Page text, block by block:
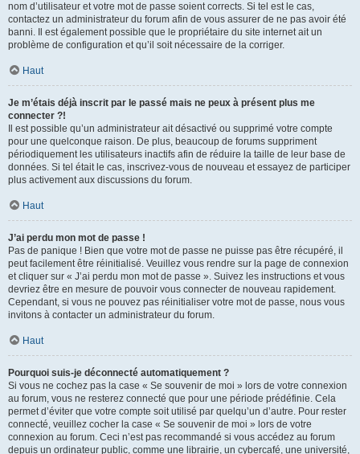
nom d’utilisateur et votre mot de passe soient corrects. Si tel est le cas,
contactez un administrateur du forum afin de vous assurer de ne pas avoir été
banni. Il est également possible que le propriétaire du site internet ait un
problème de configuration et qu’il soit nécessaire de la corriger.
Haut
Je m’étais déjà inscrit par le passé mais ne peux à présent plus me
connecter ?!
Il est possible qu’un administrateur ait désactivé ou supprimé votre compte
pour une quelconque raison. De plus, beaucoup de forums suppriment
périodiquement les utilisateurs inactifs afin de réduire la taille de leur base de
données. Si tel était le cas, inscrivez-vous de nouveau et essayez de participer
plus activement aux discussions du forum.
Haut
J’ai perdu mon mot de passe !
Pas de panique ! Bien que votre mot de passe ne puisse pas être récupéré, il
peut facilement être réinitialisé. Veuillez vous rendre sur la page de connexion
et cliquer sur « J’ai perdu mon mot de passe ». Suivez les instructions et vous
devriez être en mesure de pouvoir vous connecter de nouveau rapidement.
Cependant, si vous ne pouvez pas réinitialiser votre mot de passe, nous vous
invitons à contacter un administrateur du forum.
Haut
Pourquoi suis-je déconnecté automatiquement ?
Si vous ne cochez pas la case « Se souvenir de moi » lors de votre connexion
au forum, vous ne resterez connecté que pour une période prédéfinie. Cela
permet d’éviter que votre compte soit utilisé par quelqu’un d’autre. Pour rester
connecté, veuillez cocher la case « Se souvenir de moi » lors de votre
connexion au forum. Ceci n’est pas recommandé si vous accédez au forum
depuis un ordinateur public, comme une librairie, un cybercafé, une université,